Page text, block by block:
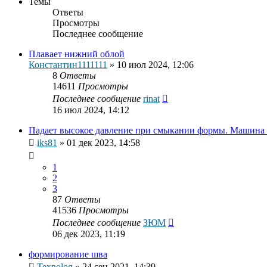
Ответы
Просмотры
Последнее сообщение
Плавает нижний облой
Константин1111111 » 10 июл 2024, 12:06
8 Ответы
14611 Просмотры
Последнее сообщение rinat
16 июл 2024, 14:12
Падает высокое давление при смыкании формы.
iks81 » 01 дек 2023, 14:58
1
2
3
87 Ответы
41536 Просмотры
Последнее сообщение ЗЮМ
06 дек 2023, 11:19
формирование шва